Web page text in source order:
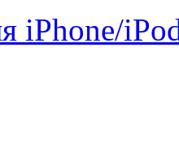
iPhone/